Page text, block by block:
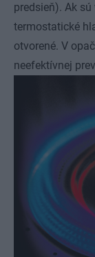
predsieň). Ak
termostatické
otvorené. V
neefektívnej